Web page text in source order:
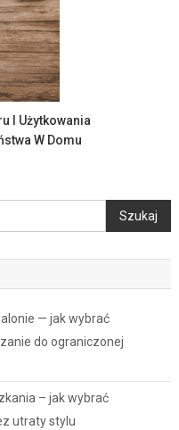
I Użytkowania
W Domu
Szukaj
— jak wybrać
do ograniczonej
– jak wybrać
utraty stylu